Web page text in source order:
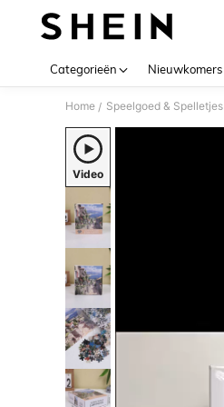
Categorieën Nieuwkomers
Home / Speelgoed & Spelletjes
Video